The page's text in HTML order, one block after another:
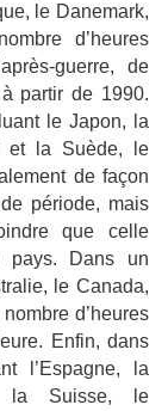
le Danemark,
d’heures
guerre, de
partir de 1990.
le Japon, la
et la Suède, le
de façon
période, mais
que celle
pays. Dans un
le Canada,
d’heures
Enfin, dans
l’Espagne, la
la Suisse, le